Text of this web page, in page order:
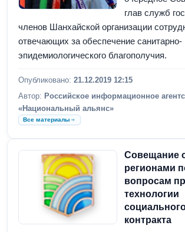
глав служб
членов Шанхайской организации
отвечающих за обеспечение санитарно-
эпидемиологического благополучия.
Опубликовано: 21.12.2019 12:15
Автор: Российское информационное
«Национальный альянс»
Все материалы
Совещание
регионами
вопросам
технологии
контракта